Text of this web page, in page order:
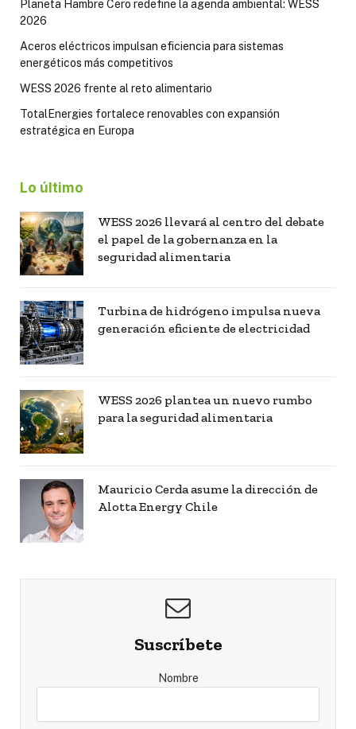
Planeta Hambre Cero redefine la agenda ambiental: WESS
2026
Aceros eléctricos impulsan eficiencia para sistemas
energéticos más competitivos
WESS 2026 frente al reto alimentario
TotalEnergies fortalece renovables con expansión
estratégica en Europa
Lo último
WESS 2026 llevará al centro del debate
el papel de la gobernanza en la
seguridad alimentaria
Turbina de hidrógeno impulsa nueva
generación eficiente de electricidad
WESS 2026 plantea un nuevo rumbo
para la seguridad alimentaria
Mauricio Cerda asume la dirección de
Alotta Energy Chile
Suscríbete
Nombre